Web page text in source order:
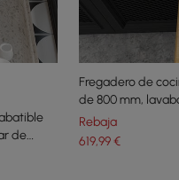
de
Fregadero de
de 800 mm,
de un solo tazón
Rebaja
619,99€